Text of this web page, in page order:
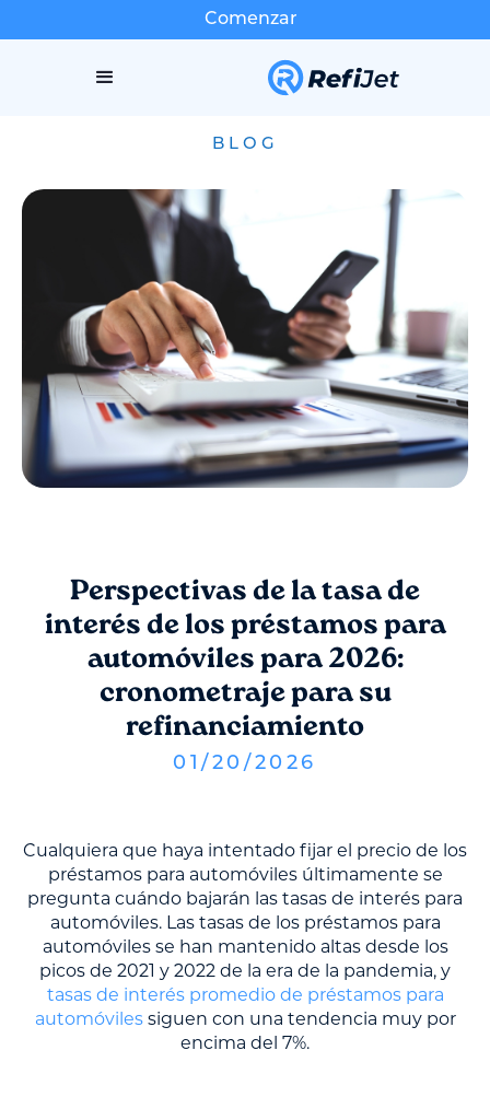
Comenzar
BLOG
Perspectivas de la tasa de
interés de los préstamos para
automóviles para 2026:
cronometraje para su
refinanciamiento
01/ 20 / 2026
Cualquiera que haya intentado fijar el precio de los
préstamos para automóviles últimamente se
pregunta cuándo bajarán las tasas de interés para
automóviles. Las tasas de los préstamos para
automóviles se han mantenido altas desde los
picos de 2021 y 2022 de la era de la pandemia, y
tasas de interés promedio de préstamos para
automóvilessiguen con una tendencia muy por
encima del 7%.